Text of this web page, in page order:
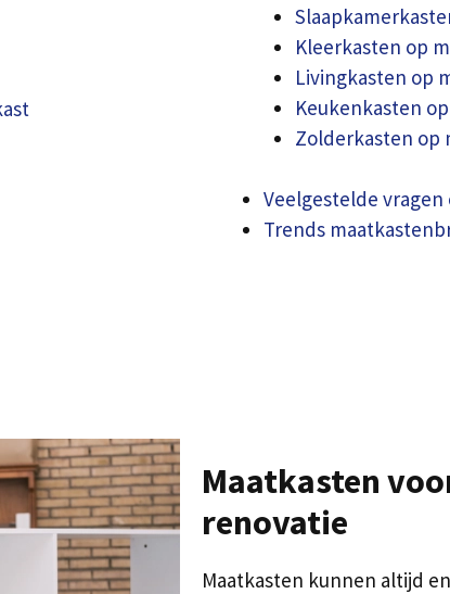
Kleerkasten op
Livingkasten op
Keukenkasten
Zolderkasten op
Veelgestelde
Trends
Maatkasten
renovatie
Maatkasten kunnen altijd